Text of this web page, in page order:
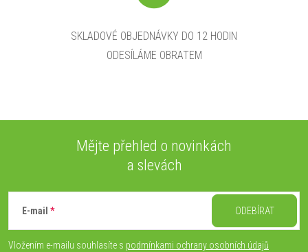
SKLADOVÉ OBJEDNÁVKY DO 12 HODIN
ODESÍLÁME OBRATEM
Mějte přehled o novinkách
a slevách
E-mail
Vložením e-mailu souhlasíte s podmínkami ochrany osobních údajů
ODEBÍRAT